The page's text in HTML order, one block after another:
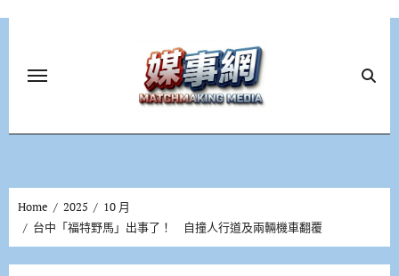
Home 2025
10 月
台中「福特野馬」出事了！ 自撞人行道及兩輛機車翻覆